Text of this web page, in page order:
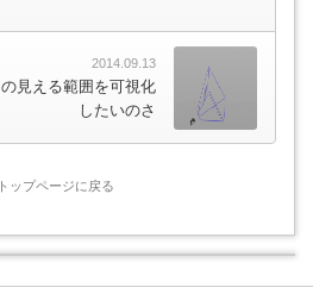
2014.09.13
見える範囲を可視化
したいのさ
トップページに戻る